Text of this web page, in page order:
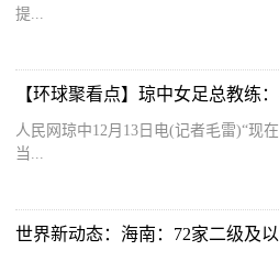
提...
人民网琼中12月13日电(记者毛雷)“现
当...
世界新动态：海南：72家二级及